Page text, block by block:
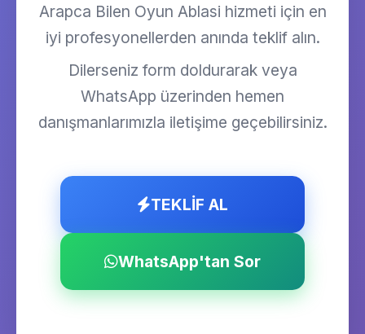
Arapca Bilen Oyun Ablasi hizmeti için en
iyi profesyonellerden anında teklif alın.
Dilerseniz form doldurarak veya
WhatsApp üzerinden hemen
danışmanlarımızla iletişime geçebilirsiniz.
TEKLİF AL
WhatsApp'tan Sor